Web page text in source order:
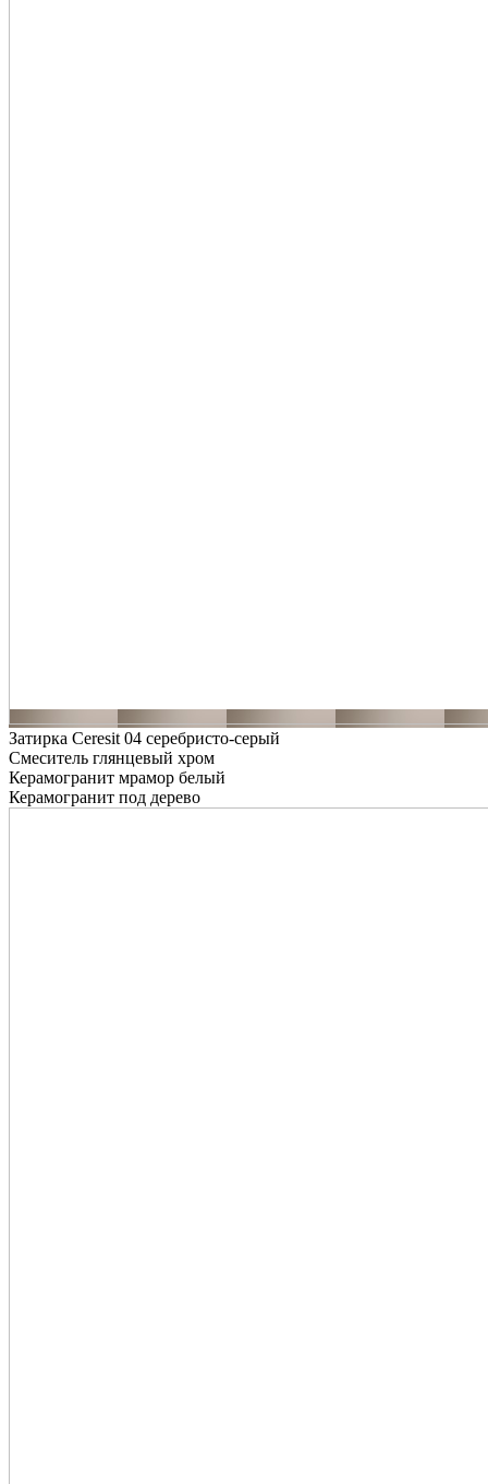
Затирка Ceresit 04 серебристо-серый
Смеситель глянцевый хром
Керамогранит мрамор белый
Керамогранит под дерево